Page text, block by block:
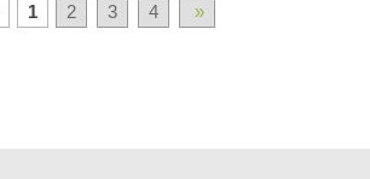
1 2 3 4 »